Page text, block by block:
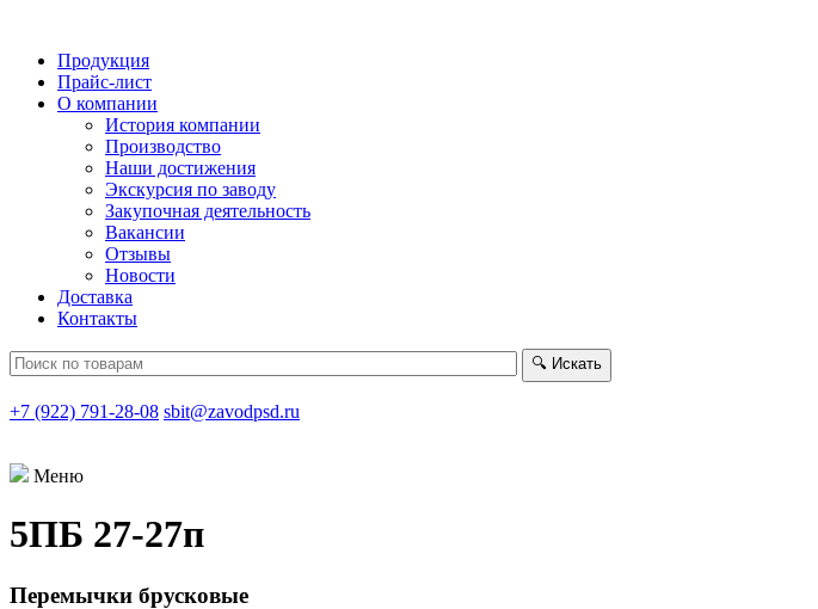
Продукция
Прайс-лист
О компании
История компании
Производство
Наши достижения
Экскурсия по заводу
Закупочная деятельность
Вакансии
Отзывы
Новости
Доставка
Контакты
🔍 Искать
+7 (922) 791-28-08 sbit@zavodpsd.ru
Меню
5ПБ 27-27п
Перемычки брусковые